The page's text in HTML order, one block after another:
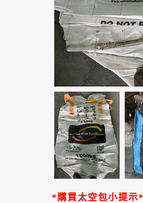
*購買太空包小提示*